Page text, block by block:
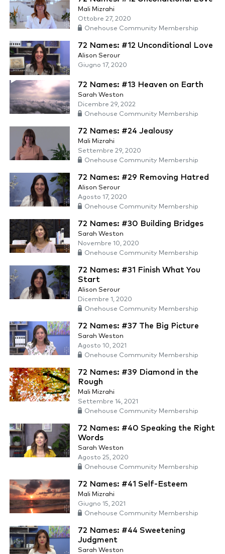
Mali Mizrahi
Ottobre 27, 2020
Onehouse Community Membership
72 Names: #12 Unconditional Love
Alison Serour
Giugno 17, 2020
72 Names: #13 Heaven on Earth
Sarah Weston
Dicembre 29, 2022
Onehouse Community Membership
72 Names: #24 Jealousy
Mali Mizrahi
Settembre 29, 2020
Onehouse Community Membership
72 Names: #29 Removing Hatred
Alison Serour
Agosto 17, 2020
Onehouse Community Membership
72 Names: #30 Building Bridges
Sarah Weston
Novembre 10, 2020
Onehouse Community Membership
72 Names: #31 Finish What You
Start
Alison Serour
Dicembre 1, 2020
Onehouse Community Membership
72 Names: #37 The Big Picture
Sarah Weston
Agosto 10, 2021
Onehouse Community Membership
72 Names: #39 Diamond in the
Rough
Mali Mizrahi
Settembre 14, 2021
Onehouse Community Membership
72 Names: #40 Speaking the Right
Words
Sarah Weston
Agosto 25, 2020
Onehouse Community Membership
72 Names: #41 Self-Esteem
Mali Mizrahi
Giugno 15, 2021
Onehouse Community Membership
72 Names: #44 Sweetening
Judgment
Sarah Weston